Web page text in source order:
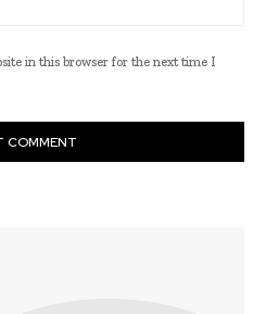
in this browser for the next time I